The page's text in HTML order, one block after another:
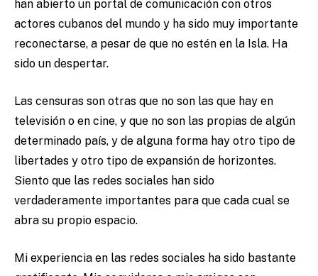
han abierto un portal de comunicación con otros
actores cubanos del mundo y ha sido muy importante
reconectarse, a pesar de que no estén en la Isla. Ha
sido un despertar.
Las censuras son otras que no son las que hay en
televisión o en cine, y que no son las propias de algún
determinado país, y de alguna forma hay otro tipo de
libertades y otro tipo de expansión de horizontes.
Siento que las redes sociales han sido
verdaderamente importantes para que cada cual se
abra su propio espacio.
Mi experiencia en las redes sociales ha sido bastante